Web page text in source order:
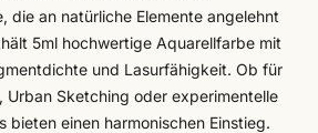
die an natürliche Elemente angelehnt
5ml hochwertige Aquarellfarbe mit
und Lasurfähigkeit. Ob für
Urban Sketching oder experimentelle
bieten einen harmonischen Einstieg.